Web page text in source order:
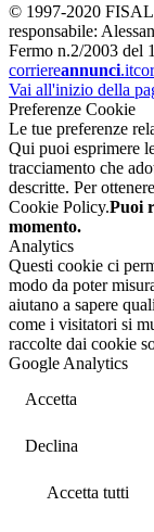
© 1997-2020
responsabile:
Fermo n.2/2003 del
corriereannunci.it
Vai all'inizio della
Preferenze Cookie
Le tue preferenze
Qui puoi esprimere
tracciamento che
descritte. Per
Cookie Policy.Puoi
momento.
Analytics
Questi cookie ci
modo da poter
aiutano a sapere
come i visitatori si
raccolte dai cookie
Google Analytics
Accetta
Declina
Accetta tutti